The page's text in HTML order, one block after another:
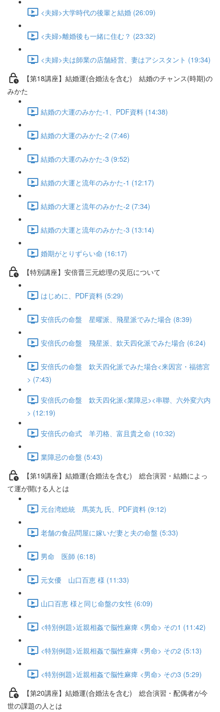
<夫婦>大学時代の後輩と結婚 (26:09)
<夫婦>離婚後も一緒に住む？ (23:32)
<夫婦>夫は師業の店舗経営、妻はアシスタント (19:34)
【第18講座】結婚運(合婚法を含む) 結婚のチャンス(時期)の
みかた
結婚の大運のみかた-1、PDF資料 (14:38)
結婚の大運のみかた-2 (7:46)
結婚の大運のみかた-3 (9:52)
結婚の大運と流年のみかた-1 (12:17)
結婚の大運と流年のみかた-2 (7:34)
結婚の大運と流年のみかた-3 (13:14)
婚期がとりずらい命 (16:17)
【特別講座】安倍晋三元総理の災厄について
はじめに、PDF資料 (5:29)
安倍氏の命盤 星曜派、飛星派でみた場合 (8:39)
安倍氏の命盤 飛星派、欽天四化派でみた場合 (6:24)
安倍氏の命盤 欽天四化派でみた場合<来因宮・福徳宮
> (7:43)
安倍氏の命盤 欽天四化派<業障忌><串聯、六外変六内
> (12:19)
安倍氏の命式 羊刃格、富且貴之命 (10:32)
業障忌の命盤 (5:43)
【第19講座】結婚運(合婚法を含む) 総合演習・結婚によっ
て運が開ける人とは
元台湾総統 馬英九 氏、PDF資料 (9:12)
老舗の食品問屋に嫁いだ妻と夫の命盤 (5:33)
男命 医師 (6:18)
元女優 山口百恵 様 (11:33)
山口百恵 様と同じ命盤の女性 (6:09)
<特別例題>近親相姦で脳性麻痺 <男命> その1 (11:42)
<特別例題>近親相姦で脳性麻痺 <男命> その2 (5:13)
<特別例題>近親相姦で脳性麻痺 <男命> その3 (5:29)
【第20講座】結婚運(合婚法を含む) 総合演習・配偶者が今
世の課題の人とは